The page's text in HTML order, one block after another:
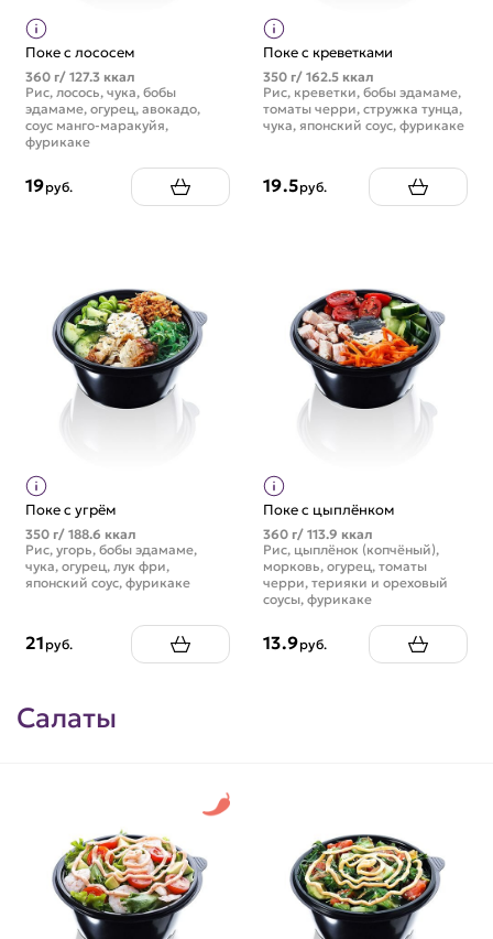
Поке с лососем
360 г/ 127.3 ккал
Рис, лосось, чука, бобы
эдамаме, огурец, авокадо,
соус манго-маракуйя,
фурикаке
19руб.
Поке с креветками
350 г/ 162.5 ккал
Рис, креветки, бобы эдамаме,
томаты черри, стружка тунца,
чука, японский соус, фурикаке
19.5руб.
Поке с угрём
350 г/ 188.6 ккал
Рис, угорь, бобы эдамаме,
чука, огурец, лук фри,
японский соус, фурикаке
21 руб.
Поке с цыплёнком
360 г/ 113.9 ккал
Рис, цыплёнок (копчёный),
морковь, огурец, томаты
черри, терияки и ореховый
соусы, фурикаке
13.9руб.
Салаты